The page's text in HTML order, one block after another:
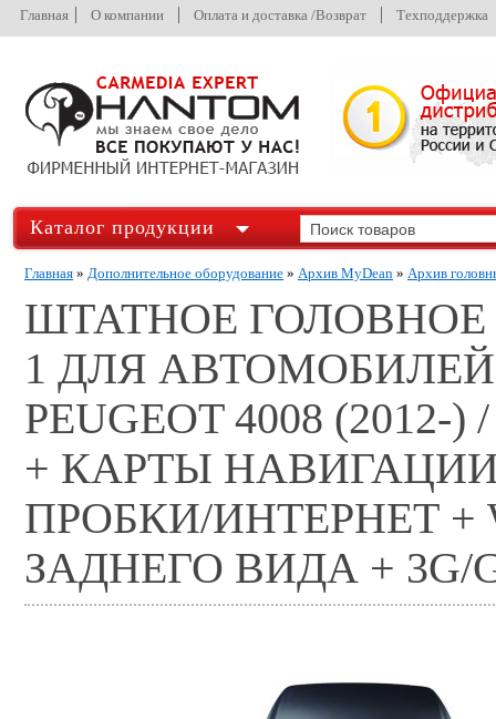
Главная О компании Оплата и доставка /Возврат Техподдержка
Каталог продукции
Главная » Дополнительное оборудование » Архив MyDean » Архив
ШТАТНОЕ ГОЛОВНОЕ
1 ДЛЯ АВТОМОБИЛЕЙ
PEUGEOT 4008 (2012-)
+ КАРТЫ НАВИГАЦИИ
ПРОБКИ/ИНТЕРНЕТ +
ЗАДНЕГО ВИДА + 3G/